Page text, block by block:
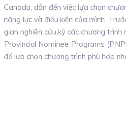
Canada, dẫn đến việc lựa chọn
năng lực và điều kiện của mình.
gian nghiên cứu kỹ các chương trình
Provincial Nominee Programs
để lựa chọn chương trình phù hợp